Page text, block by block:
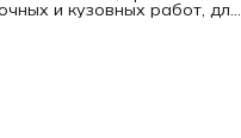
и кузовных работ, для
высоким показателем
внешней агрессивной
поэтому подходит для
Работа со
материалами —
амортизирующими
следов.